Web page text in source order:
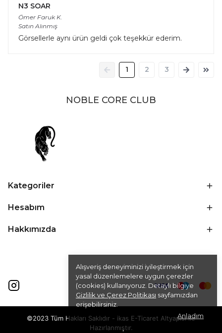
Alışveriş deneyiminizi iyileştirmek için
yasal düzenlemelere uygun çerezler
(cookies) kullanıyoruz. Detaylı bilgiye
Gizlilik ve Çerez Politikası sayfamızdan
erişebilirsiniz.
Anladım
N3 SOAR
Ömer Faruk K.
Satın Alınmış
Görsellerle aynı ürün geldi çok teşekkür ederim.
1 2 3
NOBLE CORE CLUB
Kategoriler
Hesabım
Hakkımızda
©2023 Tüm Hakları Saklıdır - ikas E-Ticaret Altyapısı ile
Hazırlanmıştır.